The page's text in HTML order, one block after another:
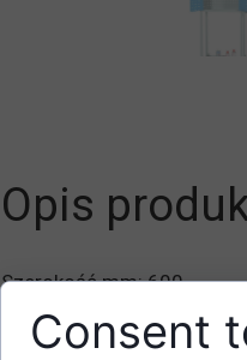
Opis
Szerokość mm: 600
Głębokość mm: 400
Wysokość mm: 1800
Consent